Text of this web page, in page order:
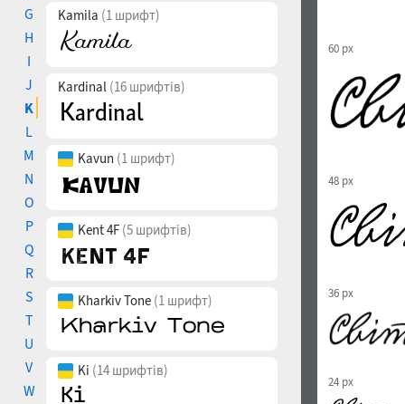
G
H
I
J
K
L
M
N
O
P
Q
R
S
T
U
V
W
Kamila (1 шрифт)
Kardinal (16 шрифтів)
Kavun (1 шрифт)
Kent 4F (5 шрифтів)
Kharkiv Tone (1 шрифт)
Ki (14 шрифтів)
60 px
48 px
36 px
24 px